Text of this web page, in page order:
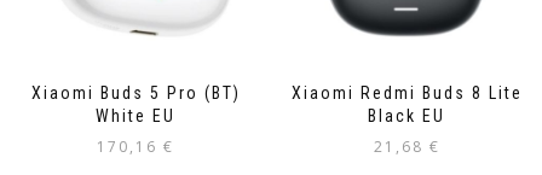
Xiaomi Buds 5 Pro (BT)
White EU
170,16 €
Xiaomi Redmi Buds 8 Lite
Black EU
21,68 €